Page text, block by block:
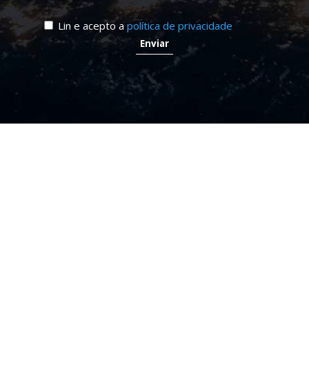
Lin e acepto a política de privacidade